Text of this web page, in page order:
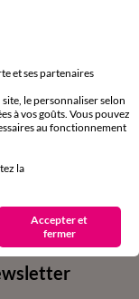
et ses partenaires
le personnaliser selon
à vos goûts. Vous pouvez
au fonctionnement
la
Accepter et
fermer